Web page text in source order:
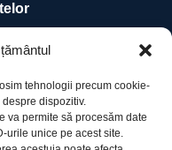
tehnologii precum cookie-
dispozitiv.
va permite să procesăm date
urile unice pe acest site.
uri